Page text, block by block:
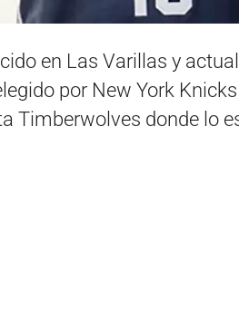
en Las Varillas y
por New York
Timberwolves donde lo